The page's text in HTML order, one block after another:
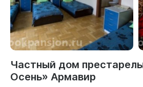
Частный дом
Осень» Армавир